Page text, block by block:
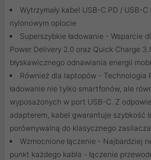
Wytrzymały kabel USB-C PD / USB-C
nylonowym oplocie
Superszybkie ładowanie - Wsparcie
Power Delivery 2.0 oraz Quick Charge
błyskawicznego odnawiania energii
Również dla laptopów - Technologia
ładowanie nie tylko smartfonów, ale
wyposażonych w port USB-C. Z
adapterem, kabel gwarantuje szybkość
porównywalną do klasycznego
Wzmocnione łączenie - Najbardziej
punkt każdego kabla - łączenie